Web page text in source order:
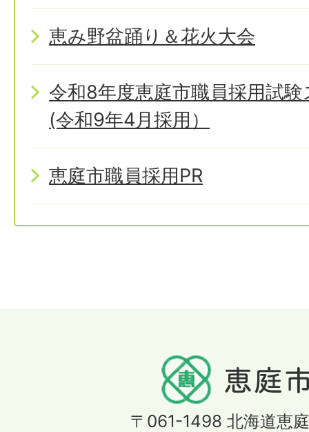
恵み野盆踊り＆花火大会
令和8年度恵庭市職員採用試
(令和9年4月採用）
恵庭市職員採用PR
〒061-1498 北海道恵